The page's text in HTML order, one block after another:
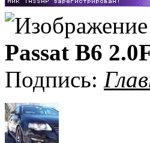
Passat B6
Подпись: